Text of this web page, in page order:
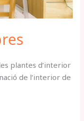
plantes d’interior
de l’interior de